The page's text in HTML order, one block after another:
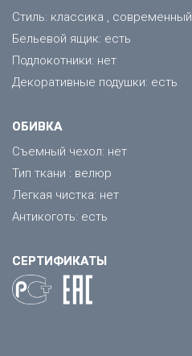
Стиль: классика , современный
Бельевой ящик: есть
Подлокотники: нет
Декоративные подушки: есть
ОБИВКА
Съемный чехол: нет
Тип ткани : велюр
Легкая чистка: нет
Антикоготь: есть
СЕРТИФИКАТЫ